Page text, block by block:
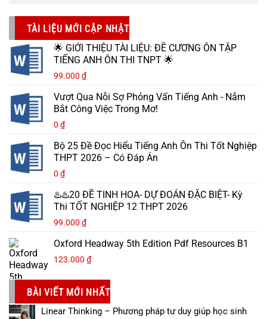
TÀI LIỆU MỚI CẬP NHẬT
🌟 GIỚI THIỆU TÀI LIỆU: ĐỀ CƯƠNG ÔN TẬP
TIẾNG ANH ÔN THI TNPT 🌟
99.000 ₫
Vượt Qua Nỗi Sợ Phỏng Vấn Tiếng Anh - Nắm
Bắt Công Việc Trong Mơ!
0 ₫
Bộ 25 Đề Đọc Hiểu Tiếng Anh Ôn Thi Tốt Nghiệp
THPT 2026 – Có Đáp Án
0 ₫
♨️♨️20 ĐỀ TINH HOA- DỰ ĐOÁN ĐẶC BIỆT- Kỳ
Thi TỐT NGHIỆP 12 THPT 2026
99.000 ₫
Oxford Headway 5th Edition Pdf Resources B1
123.000 ₫
BÀI VIẾT MỚI NHẤT
Linear Thinking – Phương pháp tư duy giúp học sinh